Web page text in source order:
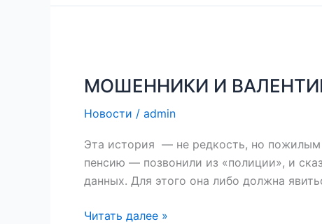
МОШЕННИКИ И
Новости / admin
Эта история — не редкость, но пожилым
пенсию — позвонили из «полиции», и
данных. Для этого она либо должна
ВАЛЕНТИНА
Читать далее »